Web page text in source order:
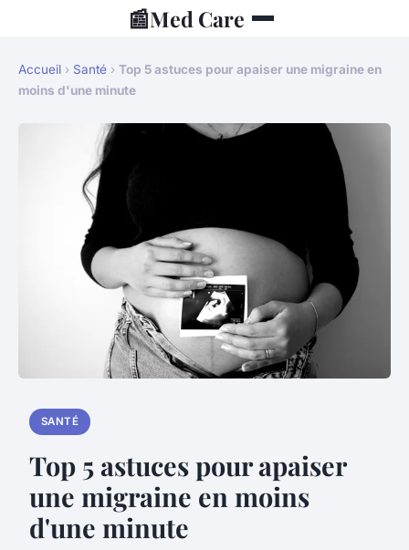
📰Med Care
Accueil › Santé › Top 5 astuces pour apaiser une migraine en
moins d'une minute
SANTÉ
Top 5 astuces pour apaiser
une migraine en moins
d'une minute